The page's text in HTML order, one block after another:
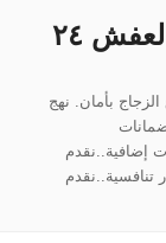
شركة الانجاز السريعة لنقل العفش ٢٤
بأمان. نهج
إضافية..نقدم
تنافسية..نقدم